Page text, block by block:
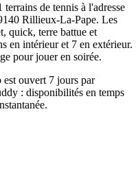
de tennis à l'adresse
Rillieux-La-Pape. Les
quick, terre battue et
en intérieur et 7 en extérieur.
pour jouer en soirée.
ouvert 7 jours par
: disponibilités en temps